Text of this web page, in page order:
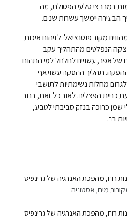
במרבצי סלעי הפסולת, מה
הבעירה יימשך עשרות שנים.
מקור פוטנציאלי לזיהום איכות
הנפלטים מהתהליך עקב
של אפר, עשויים לחלחל למי התהום
תהליך ההפקה עשוי אף
מחלות נשימתיות לתושבי
כריית הפצלים. לאור כל זאת, ברור
שמן כרוכה בנזק סביבתי לטבע,
בר.
מים, אסטוניה